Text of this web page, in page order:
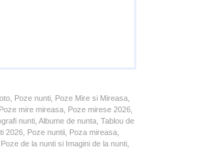
Poze nunti, Poze Mire si Mireasa,
mire mireasa, Poze mirese 2026,
nunti, Albume de nunta, Tablou de
2026, Poze nuntii, Poza mireasa,
de la nunti si Imagini de la nunti,